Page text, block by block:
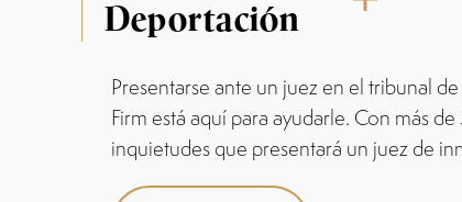
Deportación
Presentarse ante un juez en el tribunal
Firm está aquí para ayudarle. Con más
inquietudes que presentará un juez de